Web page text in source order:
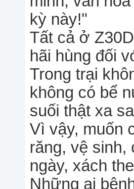
kỳ này!"
Tất cả ở
hãi hùng đối
Trong trại
không có bể
suối thật xa
Vì vậy, muốn
răng, vệ sinh,
ngày, xách
Những ai